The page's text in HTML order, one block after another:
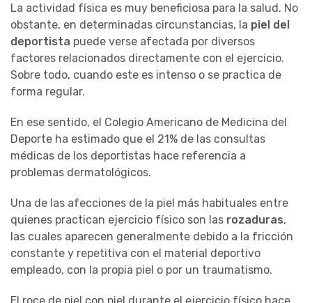
La actividad física es muy beneficiosa para la salud. No
obstante, en determinadas circunstancias, la piel del
deportista puede verse afectada por diversos
factores relacionados directamente con el ejercicio.
Sobre todo, cuando este es intenso o se practica de
forma regular.
En ese sentido, el Colegio Americano de Medicina del
Deporte ha estimado que el 21% de las consultas
médicas de los deportistas hace referencia a
problemas dermatológicos.
Una de las afecciones de la piel más habituales entre
quienes practican ejercicio físico son las rozaduras,
las cuales aparecen generalmente debido a la fricción
constante y repetitiva con el material deportivo
empleado, con la propia piel o por un traumatismo.
El roce de piel con piel durante el ejercicio físico hace